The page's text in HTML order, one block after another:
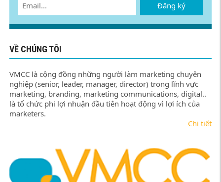
Đăng ký
VỀ CHÚNG TÔI
VMCC là cộng đồng những người làm marketing chuyên
nghiệp (senior, leader, manager, director) trong lĩnh vực
marketing, branding, marketing communications, digital..
là tổ chức phi lợi nhuận đầu tiên hoạt động vì lợi ích của
marketers.
Chi tiết